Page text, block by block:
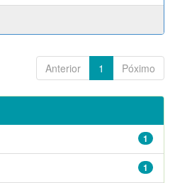
Anterior 1 Póximo
1
1